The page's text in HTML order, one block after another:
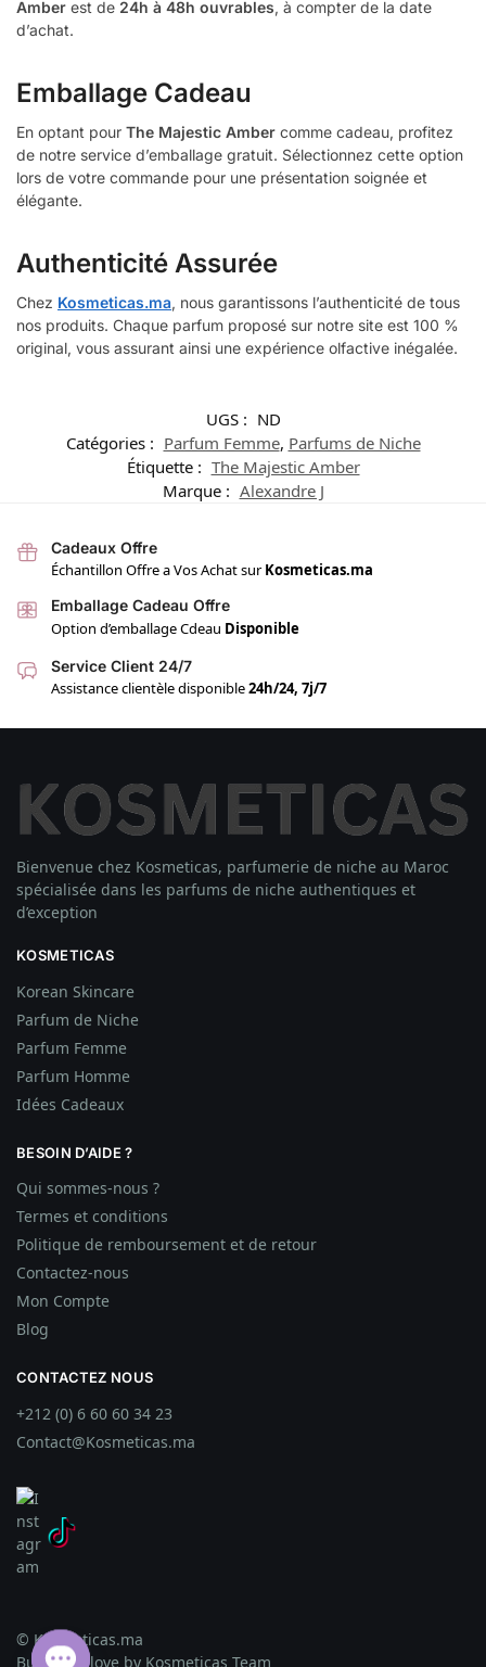
Amber est de 24h à 48h ouvrables, à compter de la date
d’achat.
Emballage Cadeau
En optant pour The Majestic Amber comme cadeau, profitez
de notre service d’emballage gratuit. Sélectionnez cette option
lors de votre commande pour une présentation soignée et
élégante.
Authenticité Assurée
Chez Kosmeticas.ma, nous garantissons l’authenticité de tous
nos produits. Chaque parfum proposé sur notre site est 100 %
original, vous assurant ainsi une expérience olfactive inégalée.
UGS : ND
Catégories : Parfum Femme, Parfums de Niche
Étiquette : The Majestic Amber
Marque : Alexandre J
Cadeaux Offre
Échantillon Offre a Vos Achat surKosmeticas.ma
Emballage Cadeau Offre
Option d’emballage Cdeau Disponible
Service Client 24/7
Assistance clientèle disponible24h/24, 7j/7
Bienvenue chez Kosmeticas, parfumerie de niche au Maroc
spécialisée dans les parfums de niche authentiques et
d’exception
KOSMETICAS
Korean Skincare
Parfum de Niche
Parfum Femme
Parfum Homme
Idées Cadeaux
BESOIN D’AIDE ?
Qui sommes-nous ?
Termes et conditions
Politique de remboursement et de retour
Contactez-nous
Mon Compte
Blog
CONTACTEZ NOUS
+212 (0) 6 60 60 34 23
Contact@Kosmeticas.ma
© Kosmeticas.ma
Built with love by Kosmeticas Team